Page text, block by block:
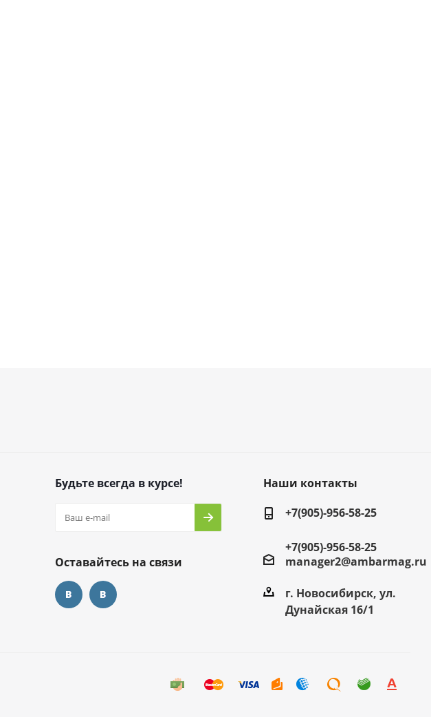
Будьте всегда в курсе!
Оставайтесь на связи
Наши контакты
+7(905)-956-58-25
+7(905)-956-58-25
manager2@ambarmag.ru
г. Новосибирск, ул.
Дунайская 16/1